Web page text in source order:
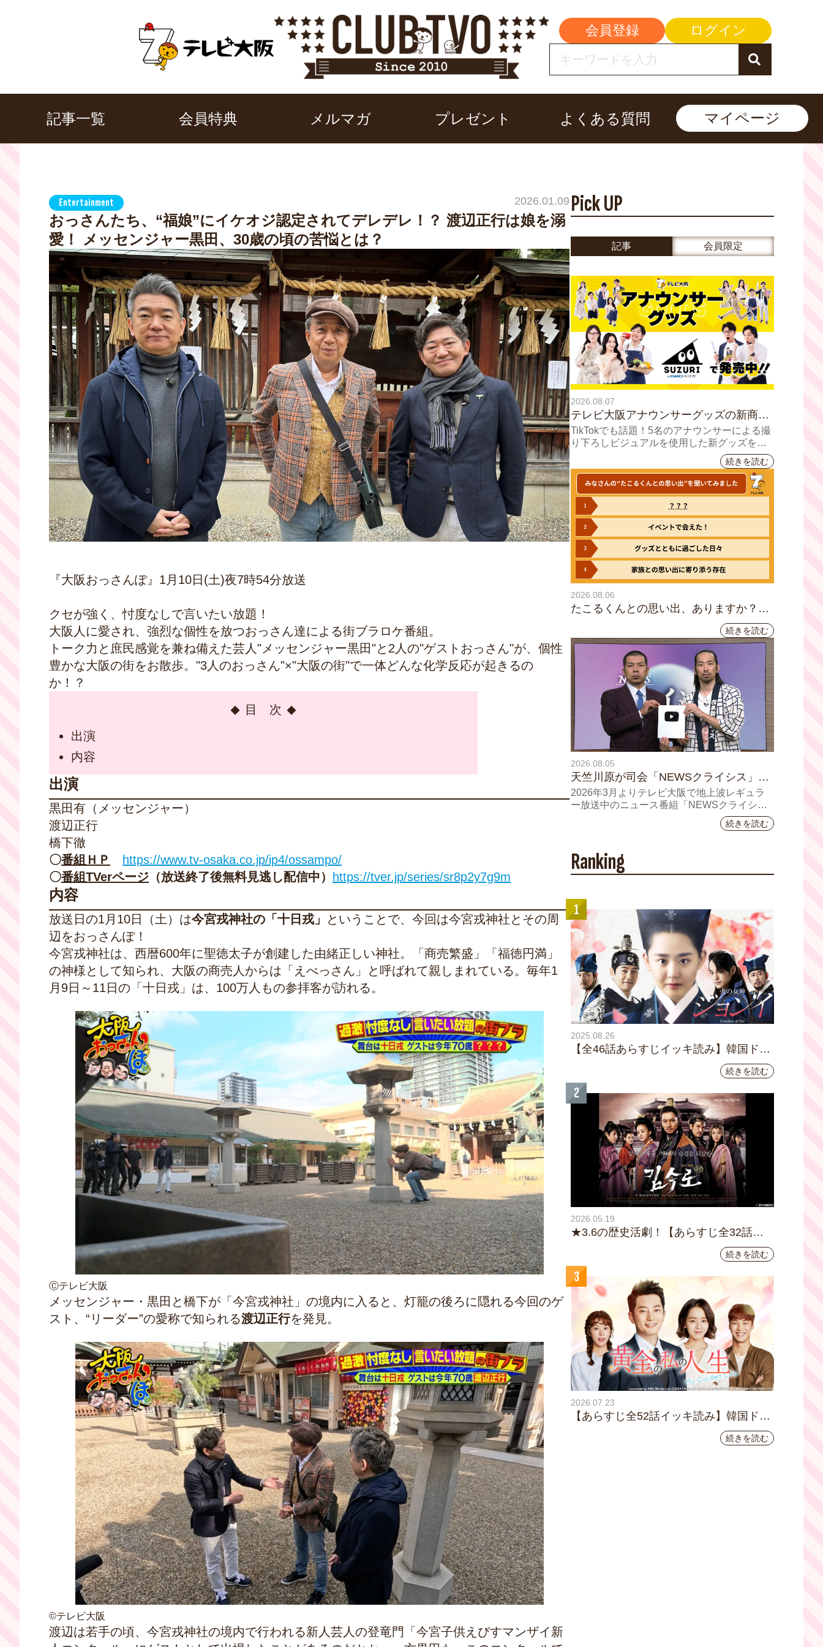
会員登録 ログイン
記事一覧 会員特典 メルマガ プレゼント よくある質問 マイページ
Entertainment 2026.01.09
おっさんたち、“福娘”にイケオジ認定されてデレデレ！？ 渡辺正行は娘を溺
愛！ メッセンジャー黒田、30歳の頃の苦悩とは？
『大阪おっさんぽ』1月10日(土)夜7時54分放送
クセが強く、忖度なしで言いたい放題！
大阪人に愛され、強烈な個性を放つおっさん達による街ブラロケ番組。
トーク力と庶民感覚を兼ね備えた芸人"メッセンジャー黒田"と2人の"ゲストおっさん"が、個性
豊かな大阪の街をお散歩。"3人のおっさん"×"大阪の街"で一体どんな化学反応が起きるの
か！？
目 次
出演
内容
出演
黒田有（メッセンジャー）
渡辺正行
橋下徹
〇番組ＨＰ
https://www.tv-osaka.co.jp/ip4/ossampo/
〇番組TVerページ （放送終了後無料見逃し配信中） https://tver.jp/series/sr8p2y7g9m
内容
放送日の1月10日（土）は今宮戎神社の「十日戎」
ということで、今回は今宮戎神社とその周
辺をおっさんぽ！
今宮戎神社は、西暦600年に聖徳太子が創建した由緒正しい神社。「商売繁盛」「福徳円満」
の神様として知られ、大阪の商売人からは「えべっさん」と呼ばれて親しまれている。毎年1
月9日～11日の「十日戎」は、100万人もの参拝客が訪れる。
Ⓒテレビ大阪
メッセンジャー・黒田と橋下が「今宮戎神社」の境内に入ると、灯籠の後ろに隠れる今回のゲ
スト、“リーダー”の愛称で知られる渡辺正行を発見。
©テレビ大阪
渡辺は若手の頃、今宮戎神社の境内で行われる新人芸人の登竜門「今宮子供えびすマンザイ新
Pick UP
記事 会員限定
2026.08.07
テレビ大阪アナウンサーグッズの新商品
8月8日(土)に発売！ テーマは「個性全
開」5人それぞれの"らしさ"を詰め込んだ
TikTokでも話題！5名のアナウンサーによる撮
り下ろしビジュアルを使用した新グッズを発
続きを読む
2026.08.06
たこるくんとの思い出、ありますか？会
員のみなさんに聞いてみました
続きを読む
2026.08.05
天竺川原が司会「NEWSクライシス」チ
ャンネル登録者数10万人突破！テレビ大
阪の番組史上最速記録を更新
2026年3月よりテレビ大阪で地上波レギュラ
ー放送中のニュース番組「NEWSクライシ
ス」が、このたび2026年7月12日(日)に、
YouTubeチャンネル登録者数10万人を達成し
続きを読む
Ranking
1
2025.08.26
【全46話あらすじイッキ読み】韓国ドラ
マ『火の女神 ジョンイ』｜テレビ大阪
9月11日（木）朝8時放送スタート続きを読む
2
2026.05.19
★3.6の歴史活劇！【あらすじ全32話イ
ッキ読み】韓国ドラマ『鉄の王 キム・
スロ』｜テレビ大阪5月20日(水)あさ8時
00分スタート【TVer配信あり】
続きを読む
3
2026.07.23
【あらすじ全52話イッキ読み】韓国ドラ
マ『黄金の私の人生』｜テレビ大阪 月曜
続きを読む